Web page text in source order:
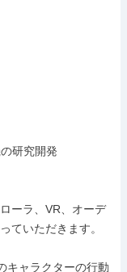
研究開発
ーラ、VR、オーデ
ていただきます。
キャラクターの行動